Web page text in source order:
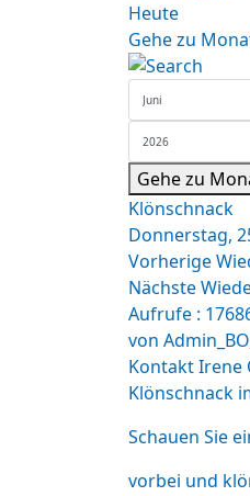
Heute
Gehe zu
Gehe zu
Klönschnack
Donnerstag,
Vorherige
Nächste
Aufrufe :
von
KontaktIrene
Klönschnack
Schauen Sie
vorbei und